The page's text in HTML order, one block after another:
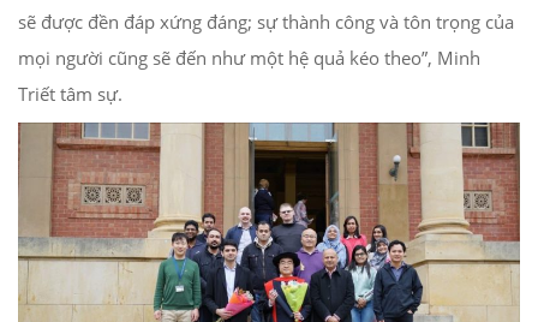
sẽ được đền đáp xứng đáng; sự thành công và tôn trọng của
mọi người cũng sẽ đến như một hệ quả kéo theo”, Minh
Triết tâm sự.